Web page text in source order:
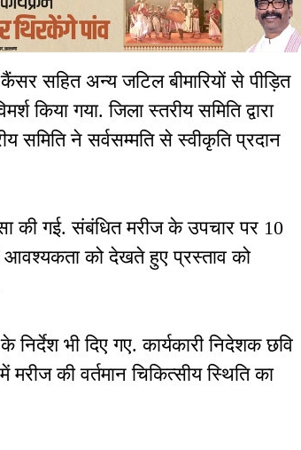
सहित अन्य जटिल बीमारियों से पीड़ित
किया गया. जिला स्तरीय समिति द्वारा
समिति ने सर्वसम्मति से स्वीकृति प्रदान
की गई. संबंधित मरीज के उपचार पर 10
को देखते हुए प्रस्ताव को
भी दिए गए. कार्यकारी निदेशक छवि
की वर्तमान चिकित्सीय स्थिति का